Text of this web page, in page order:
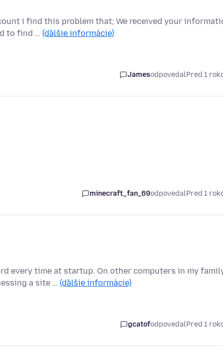
i find this problem that; We received your
to find … (ďalšie informácie)
JamesodpovedalPred 1
minecraft_fan_69odpovedalPred 1
every time at startup. On other computers in my
a site … (ďalšie informácie)
gcatofodpovedalPred 1